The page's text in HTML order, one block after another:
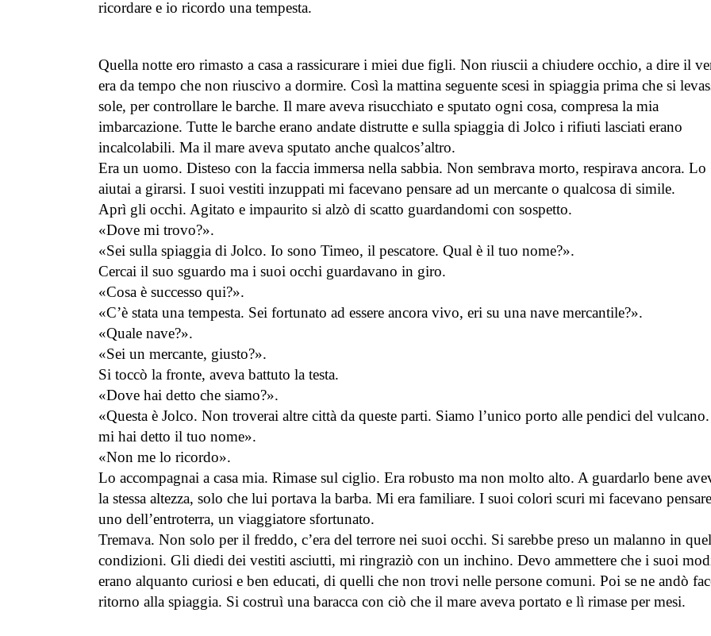
ricordare e io ricordo una tempesta.
Quella notte ero rimasto a casa a rassicurare i miei due figli. Non riuscii a chiudere occhio, a dire il
era da tempo che non riuscivo a dormire. Così la mattina seguente scesi in spiaggia prima che si
sole, per controllare le barche. Il mare aveva risucchiato e sputato ogni cosa, compresa la mia
imbarcazione. Tutte le barche erano andate distrutte e sulla spiaggia di Jolco i rifiuti lasciati erano
incalcolabili. Ma il mare aveva sputato anche qualcos’altro.
Era un uomo. Disteso con la faccia immersa nella sabbia. Non sembrava morto, respirava ancora. Lo
aiutai a girarsi. I suoi vestiti inzuppati mi facevano pensare ad un mercante o qualcosa di simile.
Aprì gli occhi. Agitato e impaurito si alzò di scatto guardandomi con sospetto.
«Dove mi trovo?».
«Sei sulla spiaggia di Jolco. Io sono Timeo, il pescatore. Qual è il tuo nome?».
Cercai il suo sguardo ma i suoi occhi guardavano in giro.
«Cosa è successo qui?».
«C’è stata una tempesta. Sei fortunato ad essere ancora vivo, eri su una nave mercantile?».
«Quale nave?».
«Sei un mercante, giusto?».
Si toccò la fronte, aveva battuto la testa.
«Dove hai detto che siamo?».
«Questa è Jolco. Non troverai altre città da queste parti. Siamo l’unico porto alle pendici del
mi hai detto il tuo nome».
«Non me lo ricordo».
Lo accompagnai a casa mia. Rimase sul ciglio. Era robusto ma non molto alto. A guardarlo bene
la stessa altezza, solo che lui portava la barba. Mi era familiare. I suoi colori scuri mi facevano
uno dell’entroterra, un viaggiatore sfortunato.
Tremava. Non solo per il freddo, c’era del terrore nei suoi occhi. Si sarebbe preso un malanno in
condizioni. Gli diedi dei vestiti asciutti, mi ringraziò con un inchino. Devo ammettere che i suoi
erano alquanto curiosi e ben educati, di quelli che non trovi nelle persone comuni. Poi se ne andò
ritorno alla spiaggia. Si costruì una baracca con ciò che il mare aveva portato e lì rimase per mesi.